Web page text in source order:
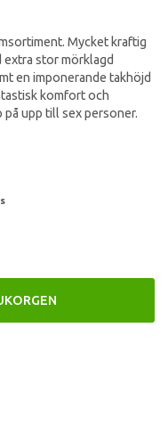
Mycket kraftig
stor mörklagd
en imponerande takhöjd
komfort och
på upp till sex personer.